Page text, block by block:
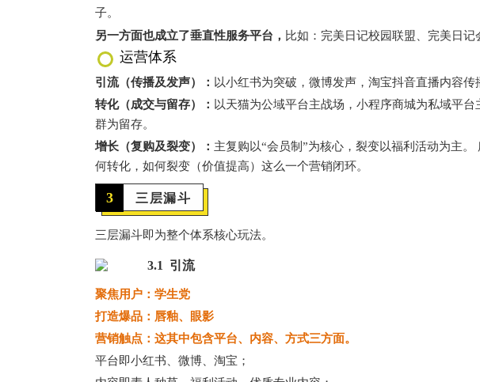
子。
另一方面也成立了垂直性服务平台， 比如：完美日记校园联盟、完美日记
运营体系
引流（传播及发声）： 以小红书为突破，微博发声，淘宝抖音直播内容传
转化（成交与留存）： 以天猫为公域平台主战场，小程序商城为私域平
群为留存。
增长（复购及裂变）： 主复购以“会员制”为核心，裂变以福利活动为主
何转化，如何裂变（价值提高）这么一个营销闭环。
3 三层漏斗
三层漏斗即为整个体系核心玩法。
3.1 引流
聚焦用户：学生党
打造爆品：唇釉、眼影
营销触点：这其中包含平台、内容、方式三方面。
平台即小红书、微博、淘宝；